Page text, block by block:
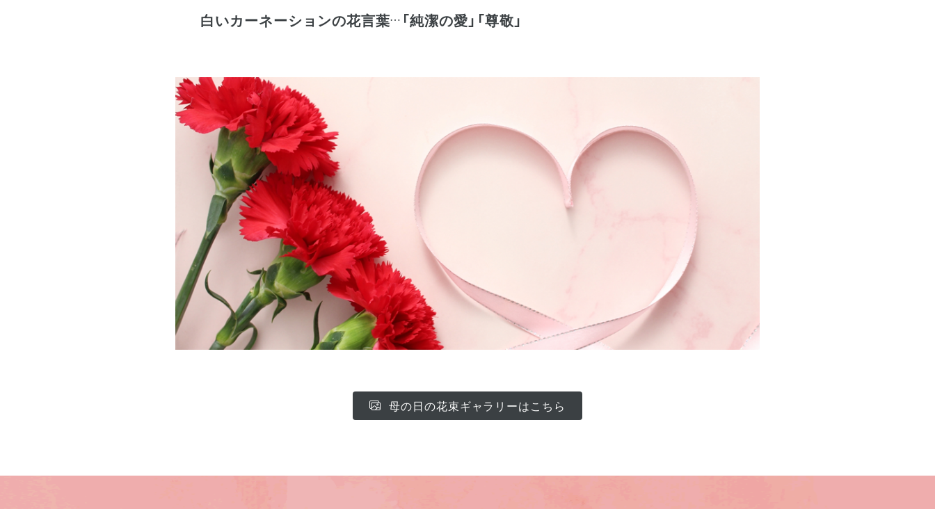
白いカーネーションの花言葉 「純潔の愛」「尊敬」
母の日の花束ギャラリーはこちら